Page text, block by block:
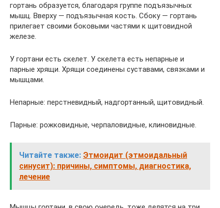
гортань образуется, благодаря группе подъязычных
мышц. Вверху — подъязычная кость. Сбоку — гортань
прилегает своими боковыми частями к щитовидной
железе.
У гортани есть скелет. У скелета есть непарные и
парные хрящи. Хрящи соединены суставами, связками и
мышцами.
Непарные: перстневидный, надгортанный, щитовидный.
Парные: рожковидные, черпаловидные, клиновидные.
Читайте также: Этмоидит (этмоидальный
синусит): причины, симптомы, диагностика,
лечение